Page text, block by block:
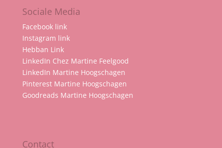
Sociale Media
Facebook link
Instagram link
Hebban Link
LinkedIn Chez Martine Feelgood
LinkedIn Martine Hoogschagen
Pinterest Martine Hoogschagen
Goodreads Martine Hoogschagen
Contact